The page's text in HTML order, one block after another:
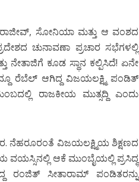
ರಾಜೀವ್, ಸೋನಿಯಾ ಮತ್ತು ಆ ವಂಶದ
ಚುನಾವಣಾ ಪ್ರಚಾರ ಸಭೆಗಳಲ್ಲಿ
ನೇತಾಜಿಗೆ ಕೂಡ ಸ್ಥಾನ ಕಲ್ಪಿಸಿದೆ! ಏನೇ
ರೆಬೆಲ್ ಆಗಿದ್ದ ವಿಜಯಲಕ್ಷ್ಮಿ ಪಂಡಿತ್
ರಾಜಕೀಯ ಮುತ್ಸದ್ದಿ ಎಂದು
ನೆಹರೂರಂತೆ ವಿಜಯಲಕ್ಷ್ಮಿಯ ಶಿಕ್ಷಣದ
ವಯಸ್ಸಿನಲ್ಲಿ ಆಕೆ ಮುಂಬೈಯಲ್ಲಿ ಪ್ರಸಿದ್ಧ
ರಂಜಿತ್ ಸೀತಾರಾಮ್ ಪಂಡಿತರನ್ನು